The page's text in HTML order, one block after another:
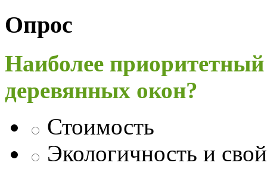
Опрос
Наиболее
деревянных окон?
Стоимость
Экологичность и